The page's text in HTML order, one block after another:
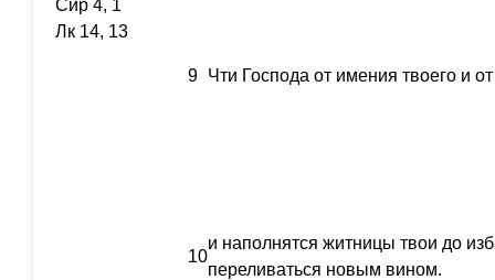
Сир 4, 1
Лк 14, 13
9 Чти Господа от имения твоего и
10
и наполнятся житницы твои до
переливаться новым вином.